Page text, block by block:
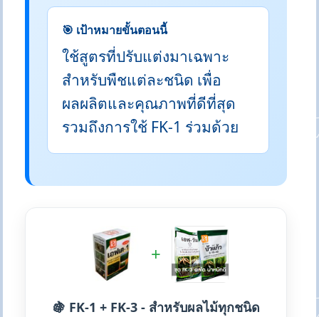
🎯 เป้าหมายขั้นตอนนี้
ใช้สูตรที่ปรับแต่งมาเฉพาะ
สำหรับพืชแต่ละชนิด เพื่อ
ผลผลิตและคุณภาพที่ดีที่สุด
รวมถึงการใช้ FK-1 ร่วมด้วย
+
🍇 FK-1 + FK-3 - สำหรับผลไม้ทุกชนิด